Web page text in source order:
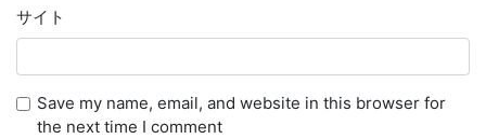
サイト
Save my name, email, and website in this browser for
the next time I comment